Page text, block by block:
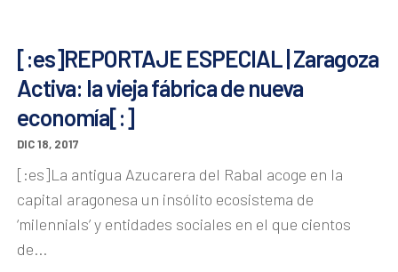
[:es]REPORTAJE ESPECIAL | Zaragoza
Activa: la vieja fábrica de nueva
economía[:]
DIC 18, 2017
[:es]La antigua Azucarera del Rabal acoge en la
capital aragonesa un insólito ecosistema de
‘milennials’ y entidades sociales en el que cientos
de...